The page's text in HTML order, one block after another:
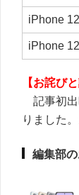
iPhone
iPhone
【お詫び
記事初出
りました
編集部